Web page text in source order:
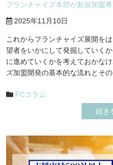
フランチャイズ本部が新規加盟
2025年11月10日
これからフランチャイズ展開を
望者をいかにして発掘していく
に進めていくかを考えておかな
ズ加盟開発の基本的な流れとそ
FCコラム
続き